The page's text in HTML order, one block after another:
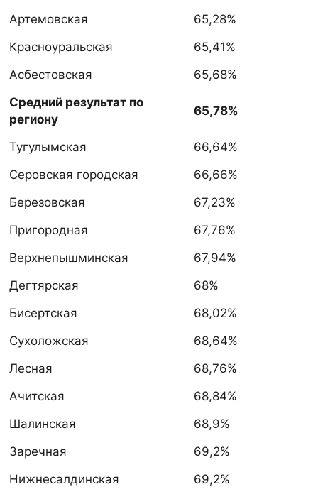
Артемовская
65,28%
Красноуральская
65,41%
Асбестовская
65,68%
Средний результат по
региону
65,78%
Тугулымская
66,64%
Серовская городская
66,66%
Березовская
67,23%
Пригородная
67,76%
Верхнепышминская
67,94%
Дегтярская
68%
Бисертская
68,02%
Сухоложская
68,64%
Лесная
68,76%
Ачитская
68,84%
Шалинская
68,9%
Заречная
69,2%
Нижнесалдинская
69,2%